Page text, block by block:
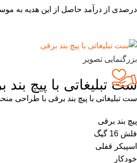
درصدی از درآمد حاصل از این هدیه به
بزرگنمایی تصویر
ست تبلیغاتی با پیچ بند
ست تبلیغاتی با پیچ بند برقی با طراحی
پیچ بند برقی
فلش 16 گیگ
اسپیکر قفلی
خودکار